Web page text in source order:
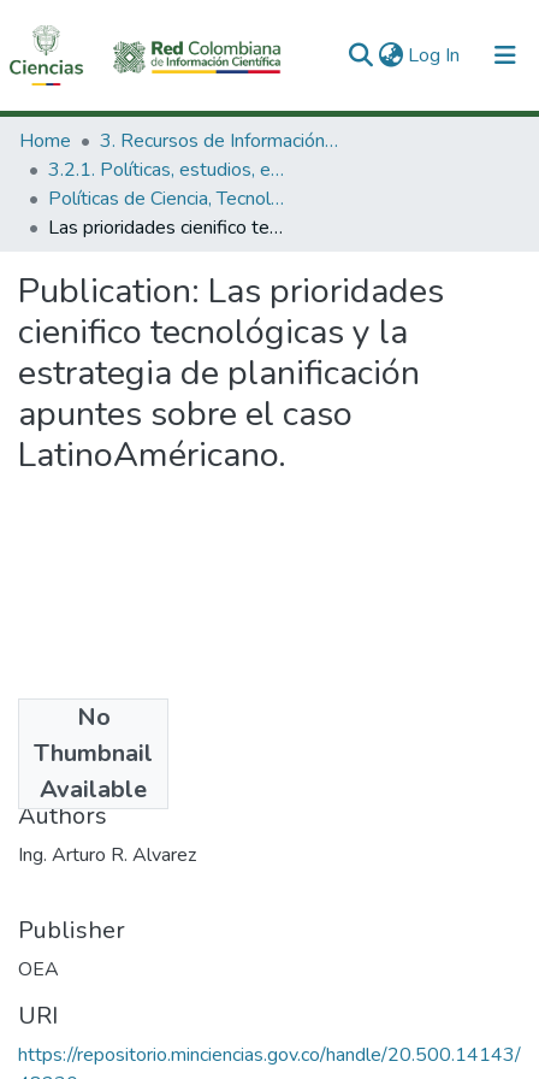
Log In (current)
Communities & Collections
All of DSpace
Statistics
Home
3. Recursos de Información Científica y Tecnológica
3.2.1. Políticas, estudios, evaluaciones e indicadores de CTeI
Políticas de Ciencia, Tecnología e Innovación
Las prioridades cienifico tecnológicas y la estrategia de planificación apuntes sobre el caso LatinoAméricano.
Publication: Las prioridades
cienifico tecnológicas y la
estrategia de planificación
apuntes sobre el caso
LatinoAméricano.
No
Thumbnail
Available
1983
Authors
Ing. Arturo R. Alvarez
Publisher
OEA
URI
https://repositorio.minciencias.gov.co/handle/20.500.14143/